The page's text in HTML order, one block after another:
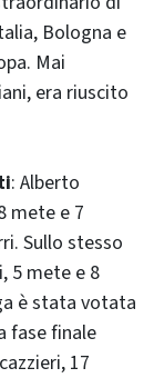
Bologna e
Mai
era riuscito
: Alberto
mete e 7
Sullo stesso
5 mete e 8
è stata votata
fase finale
17